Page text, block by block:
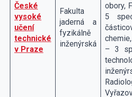
České
vysoké
učení
technické
v Praze
Fakulta
jaderná a
fyzikálně
inženýrská
obory,
5
– 3